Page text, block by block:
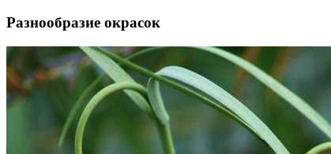
Разнообразие окрасок